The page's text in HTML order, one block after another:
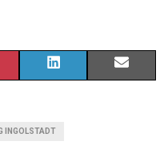
INGOLSTADT